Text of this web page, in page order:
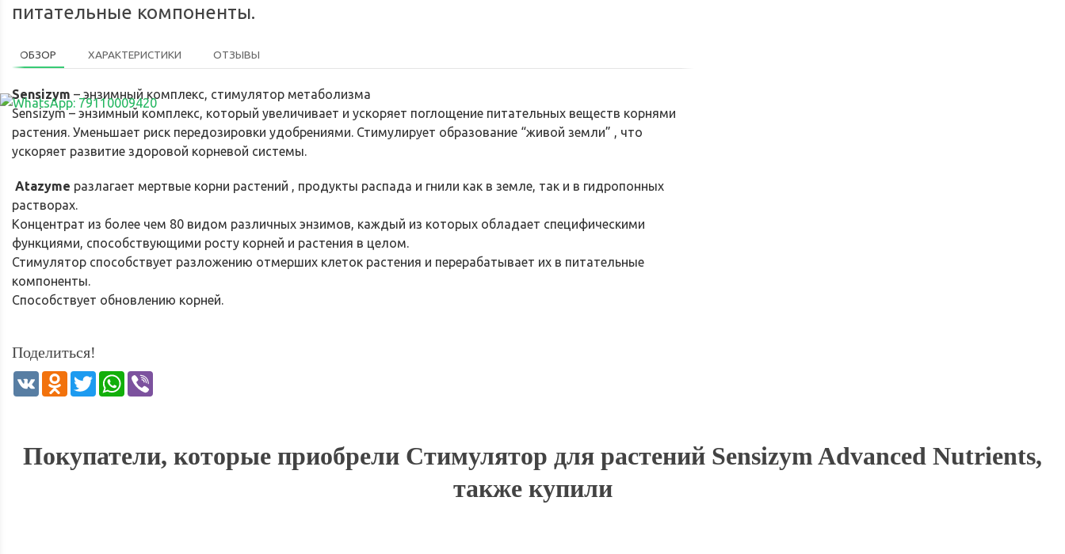
питательные компоненты.
ОБЗОР ХАРАКТЕРИСТИКИ ОТЗЫВЫ
Sensizym – энзимный комплекс, стимулятор метаболизма
Sensizym – энзимный комплекс, который увеличивает и ускоряет поглощение питательных веществ корнями
растения. Уменьшает риск передозировки удобрениями. Стимулирует образование “живой земли” , что
ускоряет развитие здоровой корневой системы.
Atazyme разлагает мертвые корни растений , продукты распада и гнили как в земле, так и в гидропонных
растворах.
Концентрат из более чем 80 видом различных энзимов, каждый из которых обладает специфическими
функциями, способствующими росту корней и растения в целом.
Стимулятор способствует разложению отмерших клеток растения и перерабатывает их в питательные
компоненты.
Способствует обновлению корней.
Поделиться!
VK Odnoklassniki
TwitterWhatsApp
Покупатели, которые приобрели Стимулятор для растений Sensizym Advanced Nutrients,
также купили